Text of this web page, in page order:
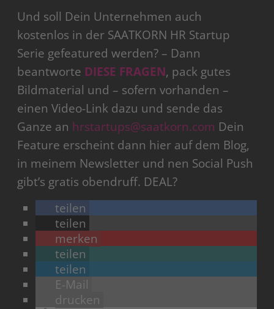
Und soll Dein Unternehmen auch
kostenlos in der SAATKORN HR Startup
Serie gefeatured werden? – Dann
beantworte DIESE FRAGEN, pack gutes
Bildmaterial und – sofern vorhanden –
einen Video-Link dazu und sende das
Ganze an hrstartups@saatkorn.com Dein
Feature erscheint dann hier auf dem Blog,
in meinem Newsletter und nen Social Push
gibt’s gratis obendruff. DEAL?
teilen
teilen
merken
teilen
teilen
E-Mail
drucken